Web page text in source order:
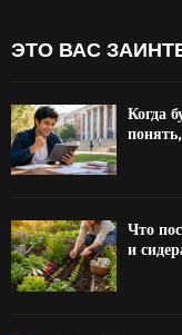
ЭТО ВАС
Когда
Что
и